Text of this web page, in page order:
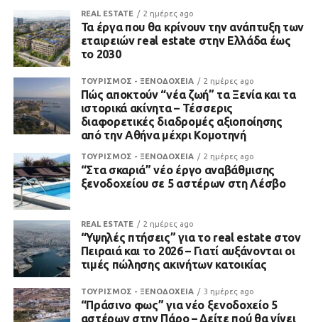
REAL ESTATE 2 ημέρες ago
Τα έργα που θα κρίνουν την ανάπτυξη των
εταιρειών real estate στην Ελλάδα έως
το 2030
ΤΟΥΡΙΣΜΟΣ - ΞΕΝΟΔΟΧΕΙΑ 2 ημέρες ago
Πώς αποκτούν “νέα ζωή” τα Ξενία και τα
ιστορικά ακίνητα – Τέσσερις
διαφορετικές διαδρομές αξιοποίησης
από την Αθήνα μέχρι Κομοτηνή
ΤΟΥΡΙΣΜΟΣ - ΞΕΝΟΔΟΧΕΙΑ 2 ημέρες ago
“Στα σκαριά” νέο έργο αναβάθμισης
ξενοδοχείου σε 5 αστέρων στη Λέσβο
REAL ESTATE 2 ημέρες ago
“Υψηλές πτήσεις” για το real estate στον
Πειραιά και το 2026 – Γιατί αυξάνονται οι
τιμές πώλησης ακινήτων κατοικίας
ΤΟΥΡΙΣΜΟΣ - ΞΕΝΟΔΟΧΕΙΑ 3 ημέρες ago
“Πράσινο φως” για νέο ξενοδοχείο 5
αστέρων στην Πάρο – Δείτε πού θα γίνει